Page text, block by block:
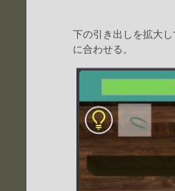
下の引き出しを拡大
に合わせる。